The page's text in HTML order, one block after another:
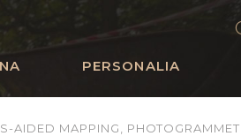
PERSONALIA
AIDED MAPPING,